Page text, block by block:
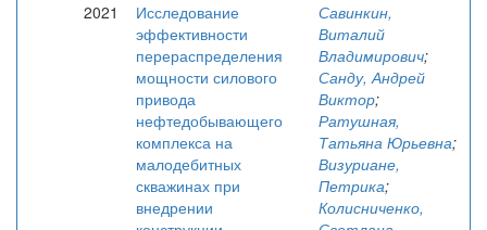
2021
Исследование
эффективности
перераспределения
мощности силового
привода
нефтедобывающего
комплекса на
малодебитных
скважинах при
внедрении
Савинкин,
Виталий
Владимирович;
Санду, Андрей
Виктор;
Ратушная,
Татьяна Юрьевна;
Визуриане,
Петрика;
Колисниченко,